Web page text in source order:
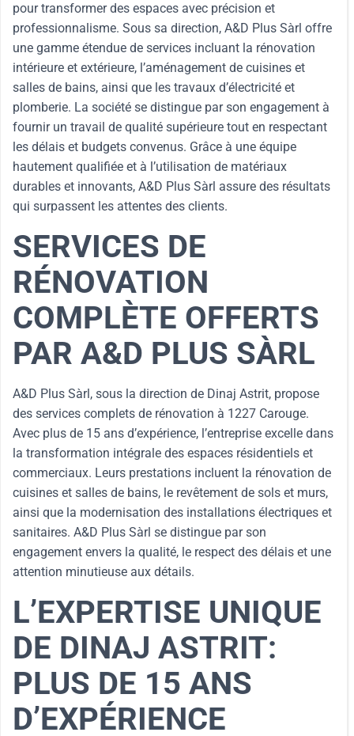
pour transformer des espaces avec précision et
professionnalisme. Sous sa direction, A&D Plus Sàrl offre
une gamme étendue de services incluant la rénovation
intérieure et extérieure, l’aménagement de cuisines et
salles de bains, ainsi que les travaux d’électricité et
plomberie. La société se distingue par son engagement à
fournir un travail de qualité supérieure tout en respectant
les délais et budgets convenus. Grâce à une équipe
hautement qualifiée et à l’utilisation de matériaux
durables et innovants, A&D Plus Sàrl assure des résultats
qui surpassent les attentes des clients.
SERVICES DE
RÉNOVATION
COMPLÈTE OFFERTS
PAR A&D PLUS SÀRL
A&D Plus Sàrl, sous la direction de Dinaj Astrit, propose
des services complets de rénovation à 1227 Carouge.
Avec plus de 15 ans d’expérience, l’entreprise excelle dans
la transformation intégrale des espaces résidentiels et
commerciaux. Leurs prestations incluent la rénovation de
cuisines et salles de bains, le revêtement de sols et murs,
ainsi que la modernisation des installations électriques et
sanitaires. A&D Plus Sàrl se distingue par son
engagement envers la qualité, le respect des délais et une
attention minutieuse aux détails.
L’EXPERTISE UNIQUE
DE DINAJ ASTRIT:
PLUS DE 15 ANS
D’EXPÉRIENCE